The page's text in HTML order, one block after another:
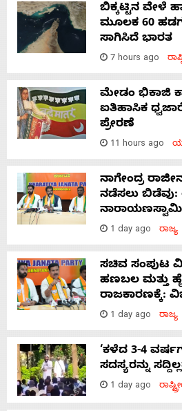
ಬಿಕ್ಕಟ್ಟಿನ ವೇಳೆ
ಮೂಲಕ 60
ಸಾಗಿಸಿದೆ ಭಾರತ
7 hours ago
ಮೇಡಂ ಭಿಕಾಜಿ
ಐತಿಹಾಸಿಕ
ಪ್ರೇರಣೆ
11 hours ago
ನಾಗೇಂದ್ರ
ನಡೆಸಲು
ನಾರಾಯಣಸ್ವಾಮಿ
1 day ago ರಾಜ್ಯ
ಸಚಿವ ಸಂಪುಟ
ಹಣಬಲ ಮತ್ತು
ರಾಜಕಾರಣಕ್ಕೆ:
1 day ago ರಾಜ್ಯ
‘ಕಳೆದ 3-4
ಸದಸ್ಯರನ್ನು
1 day ago